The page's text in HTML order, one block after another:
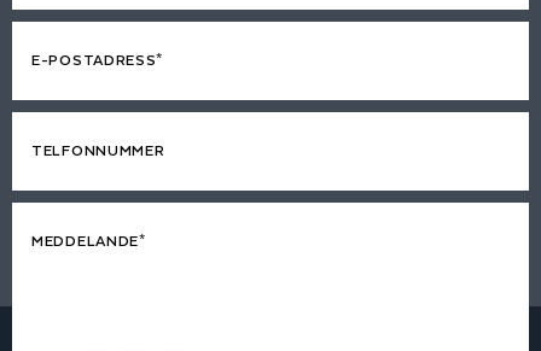
E-POSTADRESS*
TELFONNUMMER
MEDDELANDE*